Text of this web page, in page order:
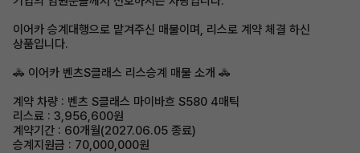
이어카 승계대행으로 맡겨주신 매물이며, 리스로 계약 체결 하신
상품입니다.
🚓 이어카 벤츠S클래스 리스승계 매물 소개 🚓
계약 차량 : 벤츠 S클래스 마이바흐 S580 4매틱
리스료 : 3,956,600원
계약기간 : 60개월(2027.06.05 종료)
승계지원금 : 70,000,000원